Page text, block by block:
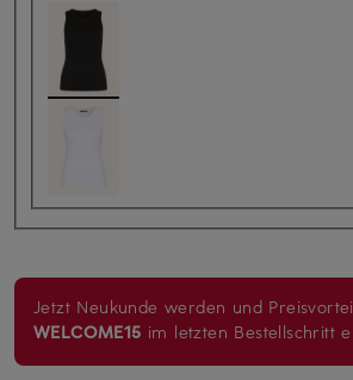
Jetzt Neukunde werden und
WELCOME15 im letzten Bestellschritt